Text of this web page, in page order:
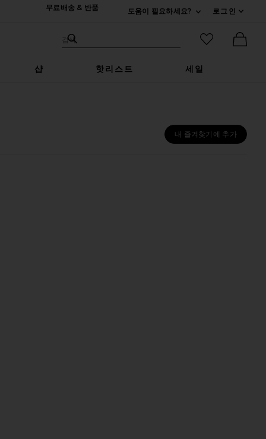
무료배송 & 반품
도움이 필요하세요?
로그인
검색하기
검색
즐겨찾기 아
샵 핫리스트 세일
내 즐겨찾기에 추가